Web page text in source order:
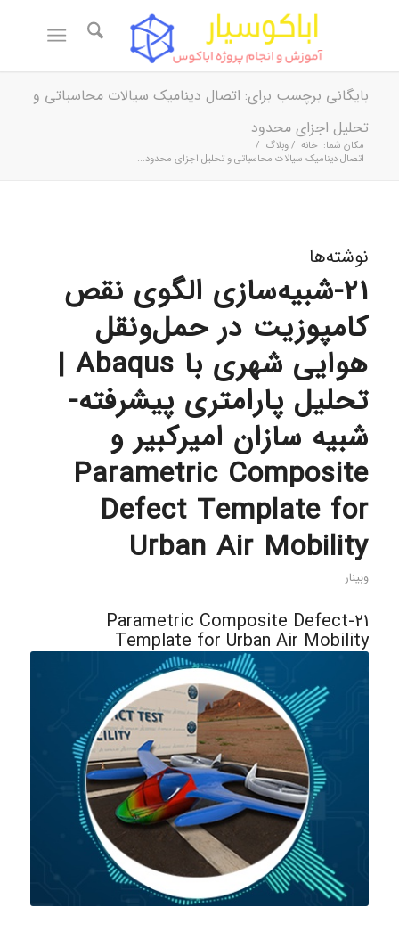
بایگانی برچسب برای: اتصال دینامیک سیالات محاسباتی و
تحلیل اجزای محدود
مکان شما: خانه / وبلاگ /
اتصال دینامیک سیالات محاسباتی و تحلیل اجزای محدود...
نوشته‌ها
21-شبیه‌سازی الگوی نقص
کامپوزیت در حمل‌ونقل
هوایی شهری با Abaqus |
تحلیل پارامتری پیشرفته-
شبیه سازان امیرکبیر و
Parametric Composite
Defect Template for
Urban Air Mobility
وبینار
21-Parametric Composite Defect
Template for Urban Air Mobility